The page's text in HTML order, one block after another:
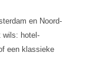
en Noord-
wils: hotel-
een klassieke